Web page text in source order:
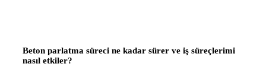
Beton parlatma süreci ne kadar sürer ve iş süreçlerimi
nasıl etkiler?